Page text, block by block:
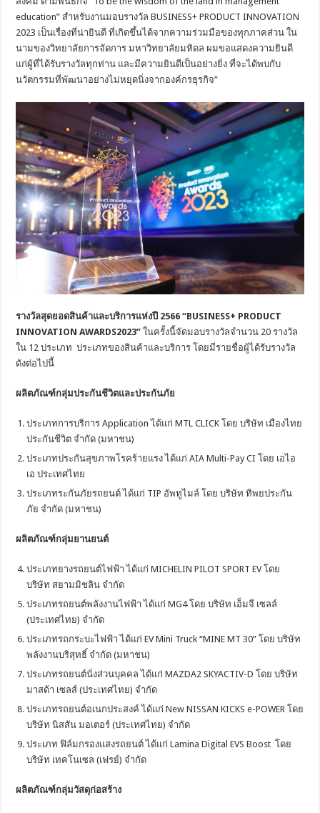
education” สำหรับงานมอบรางวัล BUSINESS+ PRODUCT INNOVATION
2023 เป็นเรื่องที่น่ายินดี ที่เกิดขึ้นได้จากความร่วมมือของทุกภาคส่วน ใน
นามของวิทยาลัยการจัดการ มหาวิทยาลัยมหิดล ผมขอแสดงความยินดี
แก่ผู้ที่ได้รับรางวัลทุกท่าน และมีความยินดีเป็นอย่างยิ่ง ที่จะได้พบกับ
นวัตกรรมที่พัฒนาอย่างไม่หยุดนิ่งจากองค์กรธุรกิจ”
รางวัลสุดยอดสินค้าและบริการแห่งปี 2566“BUSINESS+ PRODUCT
INNOVATION AWARDS2023” ในครั้งนี้จัดมอบรางวัลจำนวน 20 รางวัล
ใน 12 ประเภท ประเภทของสินค้าและบริการ โดยมีรายชื่อผู้ได้รับรางวัล
ดังต่อไปนี้
ผลิตภัณฑ์กลุ่มประกันชีวิตและประกันภัย
ประเภทการบริการ Application ได้แก่ MTL CLICK โดย บริษัท เมืองไทย
ประกันชีวิต จำกัด (มหาชน)
ประเภทประกันสุขภาพโรคร้ายแรง ได้แก่ AIA Multi-Pay CI โดย เอไอ
เอ ประเทศไทย
ประเภทระกันภัยรถยนต์ ได้แก่ TIP อัพทูไมล์ โดย บริษัท ทิพยประกัน
ภัย จำกัด (มหาชน)
ผลิตภัณฑ์กลุ่มยานยนต์
ประเภทยางรถยนต์ไฟฟ้า ได้แก่ MICHELIN PILOT SPORT EV โดย
บริษัท สยามมิชลิน จำกัด
ประเภทรถยนต์พลังงานไฟฟ้า ได้แก่ MG4 โดย บริษัท เอ็มจี เซลล์
(ประเทศไทย) จำกัด
ประเภทรถกระบะไฟฟ้า ได้แก่ EV Mini Truck “MINE MT 30” โดย บริษัท
พลังงานบริสุทธิ์ จำกัด (มหาชน)
ประเภทรถยนต์นั่งส่วนบุคคล ได้แก่ MAZDA2 SKYACTIV-D โดย บริษัท
มาสด้า เซลส์ (ประเทศไทย) จำกัด
ประเภทรถยนต์อเนกประสงค์ ได้แก่ New NISSAN KICKS e-POWER โดย
บริษัท นิสสัน มอเตอร์ (ประเทศไทย) จำกัด
ประเภท ฟิล์มกรองแสงรถยนต์ ได้แก่ Lamina Digital EVS Boost โดย
บริษัท เทคโนเซล (เฟรย์) จำกัด
ผลิตภัณฑ์กลุ่มวัสดุก่อสร้าง